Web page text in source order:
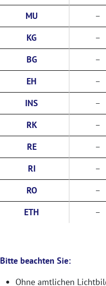
MU
–
KG
–
BG
–
EH
–
INS
–
RK
–
RE
–
RI
–
RO
–
ETH
–
Bitte beachten Sie:
Ohne amtlichen